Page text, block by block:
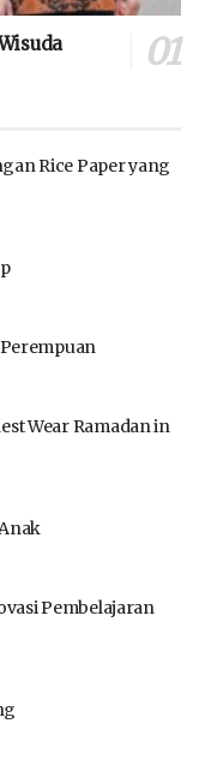
Rice Paper yang
Wear Ramadan in
Pembelajaran